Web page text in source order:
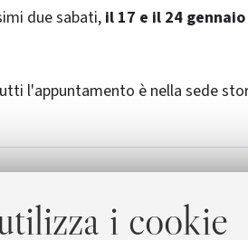
i cookie
due sabati,il 17 e il 24
l'appuntamento è nella sede